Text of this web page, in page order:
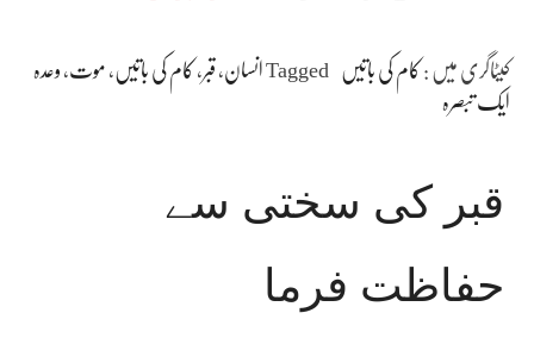
کیٹاگری میں : کام کی باتیں Taggedانسان، قبر ، کام کی باتیں ، موت، وعدہ
ایک تبصرہ
قبر کی سختی سے
حفاظت فرما